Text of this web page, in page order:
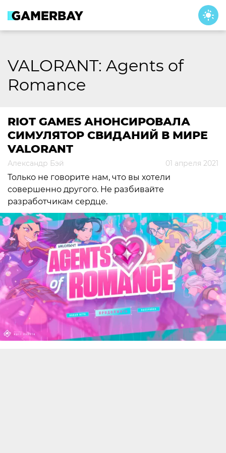
content
VALORANT: Agents of
Romance
RIOT GAMES АНОНСИРОВАЛА
СИМУЛЯТОР СВИДАНИЙ В МИРЕ
VALORANT
Александр Бэй 01 апреля 2021
Только не говорите нам, что вы хотели
совершенно другого. Не разбивайте
разработчикам сердце.